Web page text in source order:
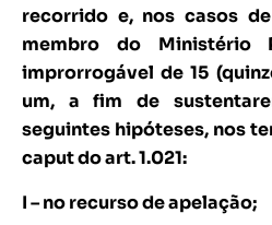
recorrido e, nos casos
membro do Ministério
improrrogável de 15
um, a fim de
seguintes hipóteses, nos
caput do art. 1.021:
I – no recurso de apelação;